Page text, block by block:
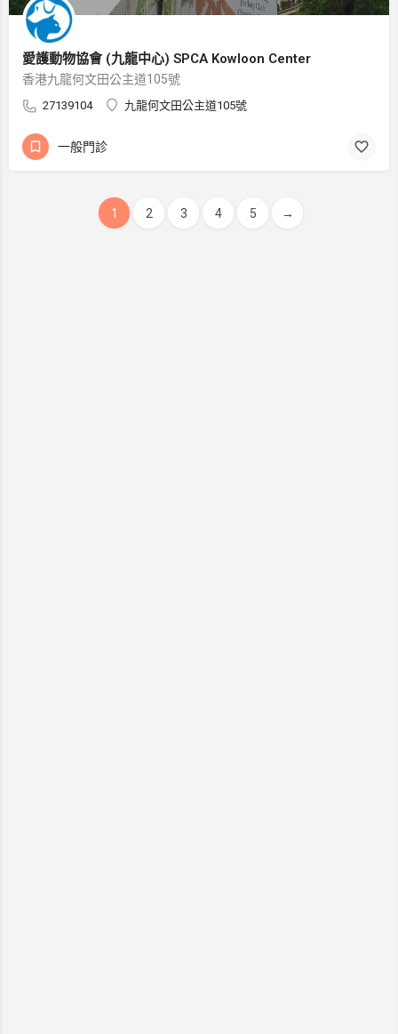
愛護動物協會 (九龍中心) SPCA Kowloon Center
香港九龍何文田公主道105號
27139104 九龍何文田公主道105號
一般門診
1 2 3 4 5 →